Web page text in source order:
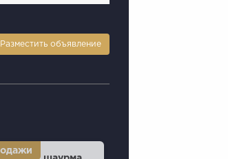
Разместить объявление